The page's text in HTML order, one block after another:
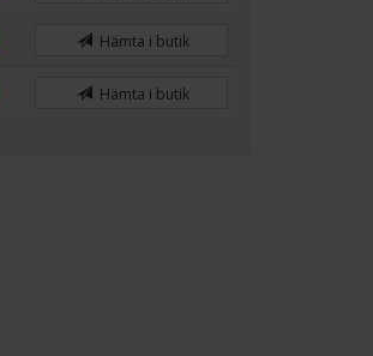
Hämta i butik
Hämta i butik